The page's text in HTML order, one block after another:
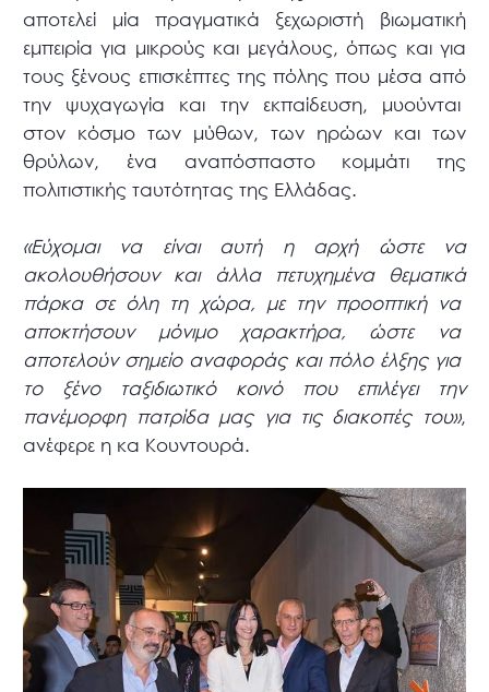
αποτελεί μία πραγματικά ξεχωριστή βιωματική
εμπειρία για μικρούς και μεγάλους, όπως και για
τους ξένους επισκέπτες της πόλης που μέσα από
την ψυχαγωγία και την εκπαίδευση, μυούνται
στον κόσμο των μύθων, των ηρώων και των
θρύλων, ένα αναπόσπαστο κομμάτι της
πολιτιστικής ταυτότητας της Ελλάδας.
«Εύχομαι να είναι αυτή η αρχή ώστε να
ακολουθήσουν και άλλα πετυχημένα θεματικά
πάρκα σε όλη τη χώρα, με την προοπτική να
αποκτήσουν μόνιμο χαρακτήρα, ώστε να
αποτελούν σημείο αναφοράς και πόλο έλξης για
το ξένο ταξιδιωτικό κοινό που επιλέγει την
πανέμορφη πατρίδα μας για τις διακοπές του»,
ανέφερε η κα Κουντουρά.